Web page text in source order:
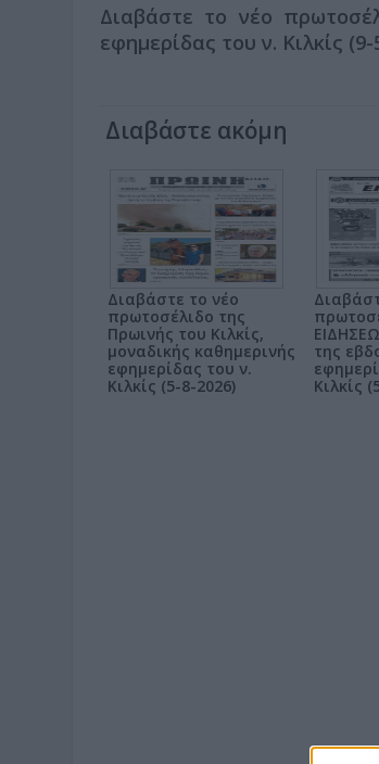
Διαβάστε το νέο
εφημερίδας του ν. Κιλκίς (9-
Διαβάστε ακόμη
Διαβάστε το νέο
πρωτοσέλιδο της
Πρωινής του Κιλκίς,
μοναδικής καθημερινής
εφημερίδας του ν.
Κιλκίς (5-8-2026)
της
Κιλκίς